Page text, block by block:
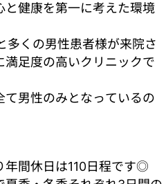
健康を第一に考えた環境
多くの男性患者様が来院さ
足度の高いクリニックで
て男性のみとなっているの
年間休日は110日程です◎